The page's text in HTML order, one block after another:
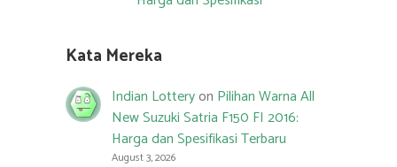
Kata Mereka
Indian Lotteryon Pilihan Warna All
New Suzuki Satria F150 FI 2016:
Harga dan Spesifikasi Terbaru
August 3, 2026